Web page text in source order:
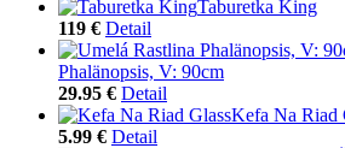
Taburetka King
119 € Detail
Phalänopsis, V: 90cm
29.95 € Detail
Kefa Na Riad
5.99 € Detail